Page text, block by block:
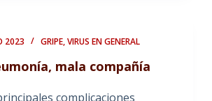
2023 GRIPE,VIRUS EN GENERAL
mala compañía
complicaciones